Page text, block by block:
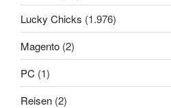
Lucky Chicks (1.976)
Magento (2)
PC (1)
Reisen (2)